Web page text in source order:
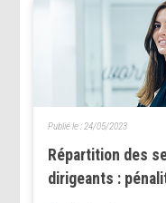
Répartition des
dirigeants :
Publié le : 24/05/2023